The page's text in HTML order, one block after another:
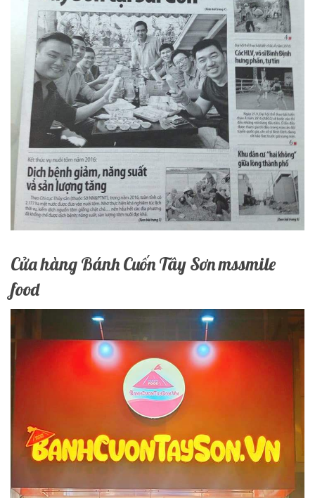
Cửa hàng Bánh Cuốn Tây Sơn mssmile
food